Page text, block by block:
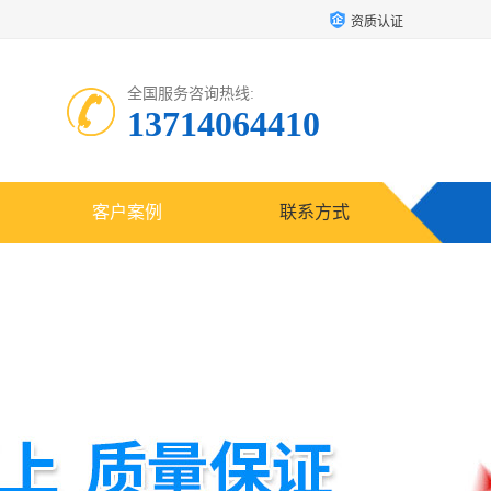
资质认证
全国服务咨询热线:
13714064410
客户案例 联系方式